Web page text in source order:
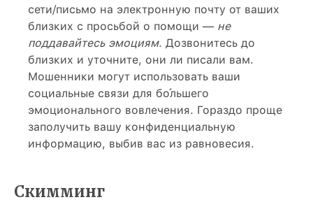
сети/письмо на электронную почту от ваших
близких с просьбой о помощи — не
поддавайтесь эмоциям. Дозвонитесь до
близких и уточните, они ли писали вам.
Мошенники могут использовать ваши
социальные связи для бо́льшего
эмоционального вовлечения. Гораздо проще
заполучить вашу конфиденциальную
информацию, выбив вас из равновесия.
Скимминг